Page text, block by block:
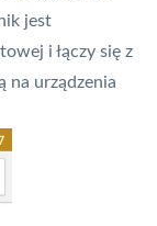
jest
i łączy się z
na urządzenia